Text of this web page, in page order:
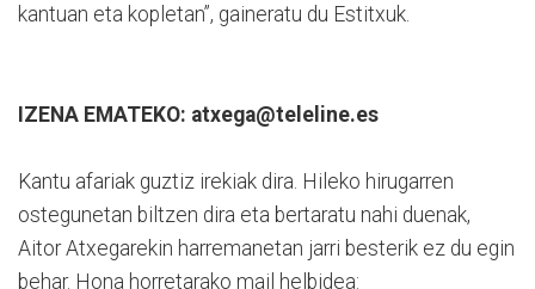
kantuan eta kopletan”, gaineratu du Estitxuk.
IZENA EMATEKO: atxega@teleline.es
Kantu afariak guztiz irekiak dira. Hileko hirugarren
ostegunetan biltzen dira eta bertaratu nahi duenak,
Aitor Atxegarekin harremanetan jarri besterik ez du egin
behar. Hona horretarako mail helbidea: